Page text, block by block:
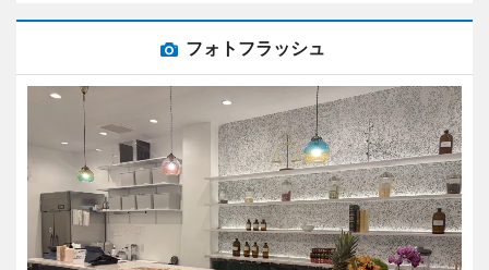
フォトフラッシュ